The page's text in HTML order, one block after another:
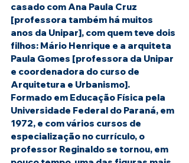
casado com Ana Paula Cruz
[professora também há muitos
anos da Unipar], com quem teve dois
filhos: Mário Henrique e a arquiteta
Paula Gomes [professora da Unipar
e coordenadora do curso de
Arquitetura e Urbanismo].
Formado em Educação Física pela
Universidade Federal do Paraná, em
1972, e com vários cursos de
especialização no currículo, o
professor Reginaldo se tornou, em